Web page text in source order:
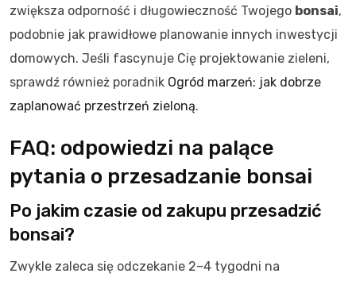
zwiększa odporność i długowieczność Twojego bonsai,
podobnie jak prawidłowe planowanie innych inwestycji
domowych. Jeśli fascynuje Cię projektowanie zieleni,
sprawdź również poradnik Ogród marzeń: jak dobrze
zaplanować przestrzeń zieloną.
FAQ: odpowiedzi na palące
pytania o przesadzanie bonsai
Po jakim czasie od zakupu przesadzić
bonsai?
Zwykle zaleca się odczekanie 2–4 tygodni na